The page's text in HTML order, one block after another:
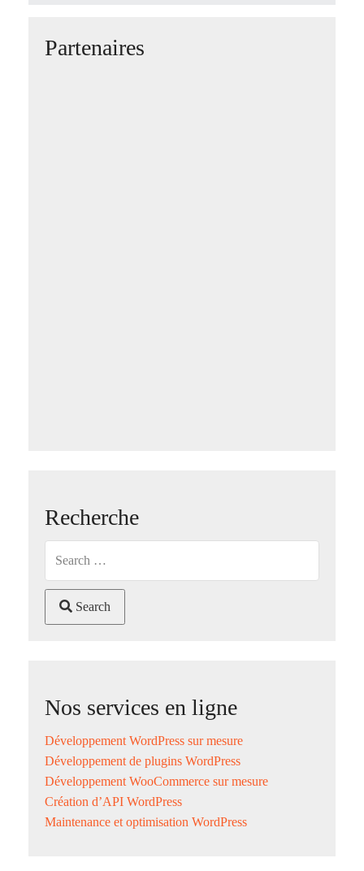
Partenaires
Recherche
Search
Nos services en ligne
Développement WordPress sur mesure
Développement de plugins WordPress
Développement WooCommerce sur mesure
Création d’API WordPress
Maintenance et optimisation WordPress